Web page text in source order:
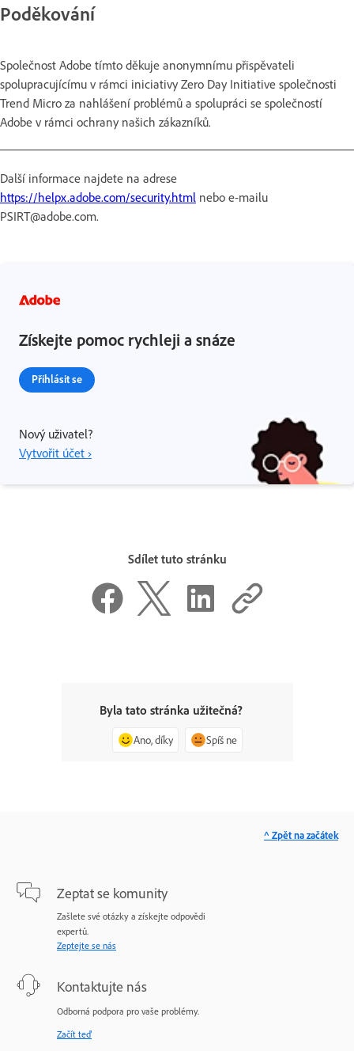
Poděkování
Společnost Adobe tímto děkuje anonymnímu přispěvateli
spolupracujícímu v rámci iniciativy Zero Day Initiative společnosti
Trend Micro za nahlášení problémů a spolupráci se společností
Adobe v rámci ochrany našich zákazníků.
Další informace najdete na adrese
https://helpx.adobe.com/security.html nebo e-mailu
PSIRT@adobe.com.
Získejte pomoc rychleji a snáze
Přihlásit se
Nový uživatel?
Vytvořit účet ›
Sdílet tuto stránku
Byla tato stránka užitečná?
Ano, díky Spíš ne
Zeptat se komunity
Zašlete své otázky a získejte odpovědi
expertů.
Zeptejte se nás
Kontaktujte nás
Odborná podpora pro vaše problémy.
Začít teď
^ Zpět na začátek